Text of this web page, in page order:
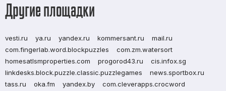
Другие площадки
vesti.ru ya.ru yandex.ru kommersant.ru
mail.ru
com.fingerlab.word.blockpuzzles
com.zm.watersort
homesatlsmproperties.com
progorod43.ru
cis.infox.sg
linkdesks.block.puzzle.classic.puzzlegames
news.sportbox.ru
tass.ru
oka.fm yandex.by
com.cleverapps.crocword